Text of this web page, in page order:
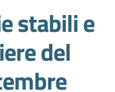
stabili e
del